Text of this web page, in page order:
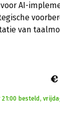
AI-
van
€
besteld,